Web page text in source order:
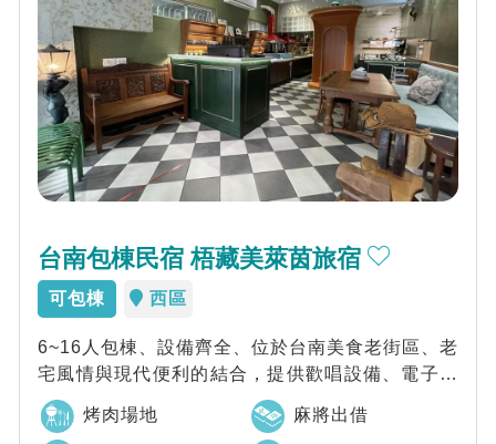
台南包棟民宿 梧藏美萊茵旅宿
可包棟 西區
6~16人包棟、設備齊全、位於台南美食老街區、老
宅風情與現代便利的結合，提供歡唱設備、電子飛
鏢機、電動麻將桌、開放式廚房、免費停車...
烤肉場地 麻將出借